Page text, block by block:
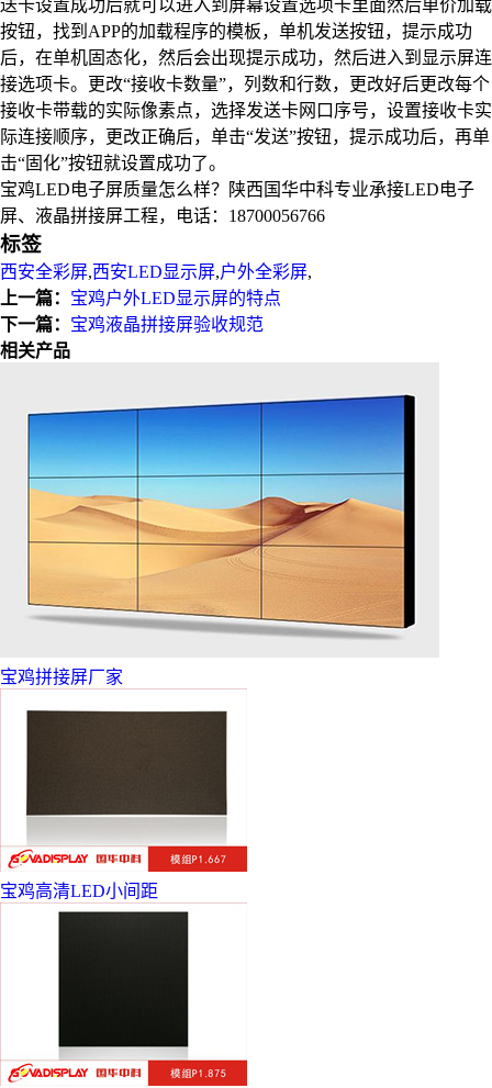
送卡设置成功后就可以进入到屏幕设置选项卡里面然后单价加载
按钮，找到APP的加载程序的模板，单机发送按钮，提示成功
后，在单机固态化，然后会出现提示成功，然后进入到显示屏连
接选项卡。更改“接收卡数量”，列数和行数，更改好后更改每个
接收卡带载的实际像素点，选择发送卡网口序号，设置接收卡实
际连接顺序，更改正确后，单击“发送”按钮，提示成功后，再单
击“固化”按钮就设置成功了。
宝鸡LED电子屏质量怎么样？陕西国华中科专业承接LED电子
屏、液晶拼接屏工程，电话：18700056766
标签
西安全彩屏,西安LED显示屏,户外全彩屏,
上一篇： 宝鸡户外LED显示屏的特点
下一篇： 宝鸡液晶拼接屏验收规范
相关产品
宝鸡拼接屏厂家
宝鸡高清LED小间距